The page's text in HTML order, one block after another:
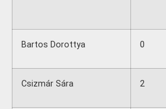
Bartos Dorottya 0
Csizmár Sára 2